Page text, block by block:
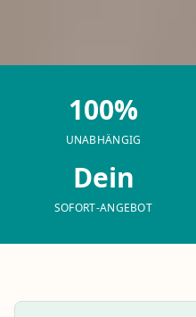
100%
UNABHÄNGIG
Dein
SOFORT-ANGEBOT